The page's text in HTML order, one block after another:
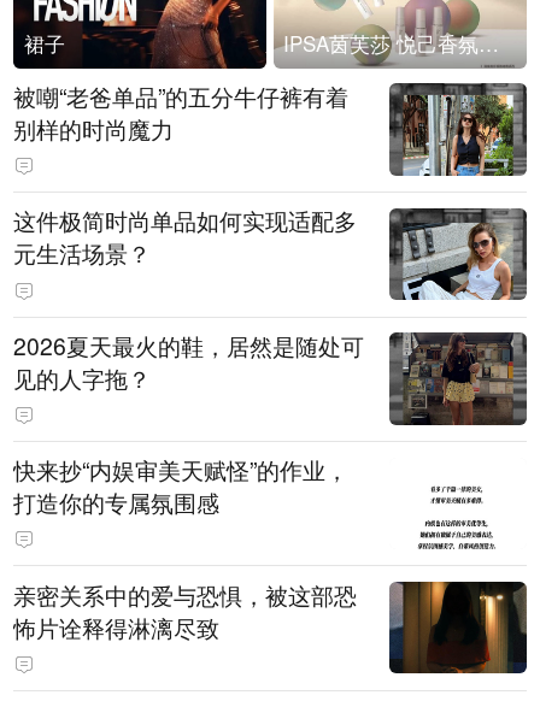
裙子 IPSA茵芙莎 悦己香氛凝露上市
被嘲“老爸单品”的五分牛仔裤有着
别样的时尚魔力
这件极简时尚单品如何实现适配多
元生活场景？
2026夏天最火的鞋，居然是随处可
见的人字拖？
快来抄“内娱审美天赋怪”的作业，
打造你的专属氛围感
亲密关系中的爱与恐惧，被这部恐
怖片诠释得淋漓尽致